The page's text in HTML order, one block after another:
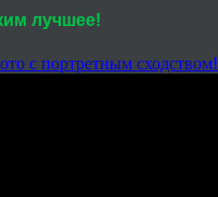
лучшее!
с портретным сходством!